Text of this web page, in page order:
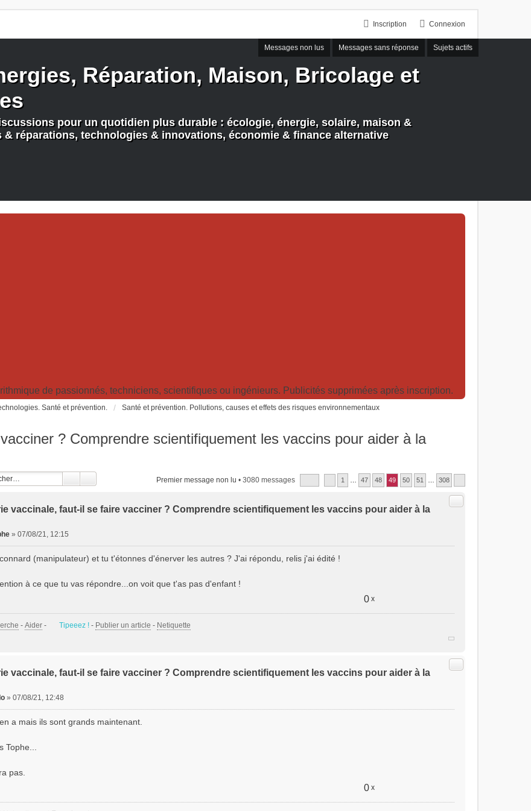
Connexion
Inscription
Messages non lus Messages sans réponse Sujets actifs
Réparation, Maison, Bricolage et
pour un quotidien plus durable : écologie, énergie, solaire, maison &
réparations, technologies & innovations, économie & finance alternative
de passionnés, techniciens, scientifiques ou ingénieurs. Publicités supprimées après inscription.
Santé et prévention. Santé et prévention. Pollutions, causes et effets des risques environnementaux
? Comprendre scientifiquement les vaccins pour aider à la
Premier message non lu • 3080 messages 1 47 48 49 50 51 308
vaccinale, faut-il se faire vacciner ? Comprendre scientifiquement les vaccins pour aider à la
Citer
» 07/08/21, 12:15
(manipulateur) et tu t'étonnes d'énerver les autres ? J'ai répondu, relis j'ai édité !
à ce que tu vas répondre...on voit que t'as pas d'enfant !
0 x
- Aider - Tipeeez ! - Publier un article - Netiquette
vaccinale, faut-il se faire vacciner ? Comprendre scientifiquement les vaccins pour aider à la
Citer
» 07/08/21, 12:48
a mais ils sont grands maintenant.
Tophe...
pas.
0 x